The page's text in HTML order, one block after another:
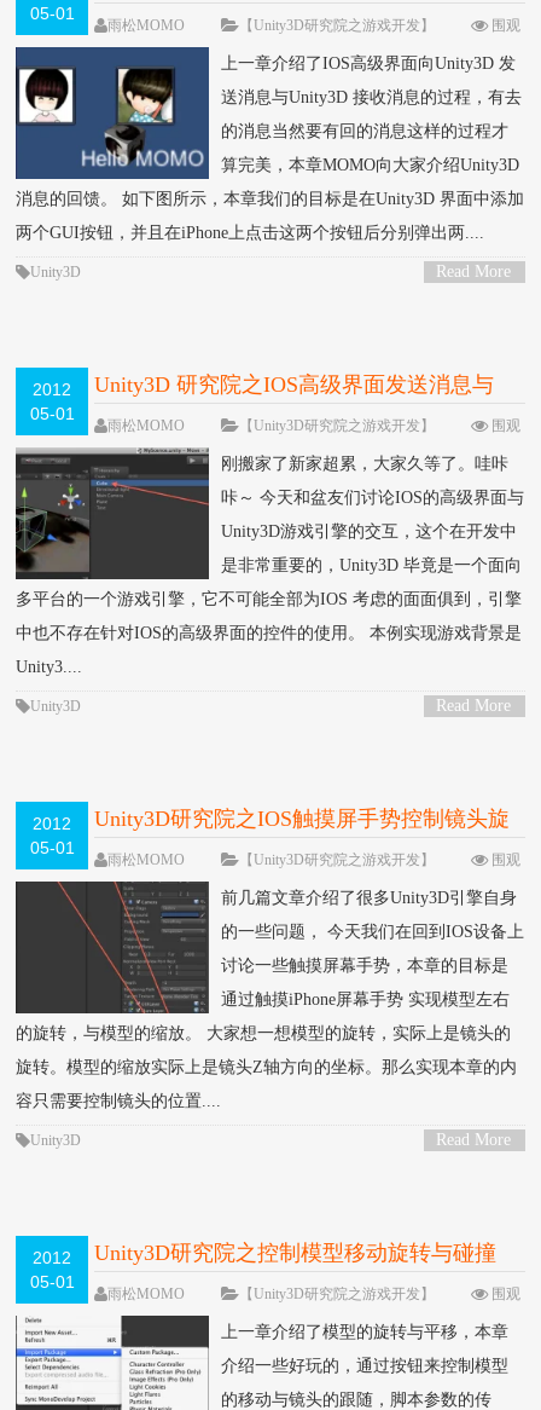
05-01
息（十）
雨松MOMO 【Unity3D研究院之游戏开发】
围观
67506次
52 条评论
上一章介绍了IOS高级界面向Unity3D 发
送消息与Unity3D 接收消息的过程，有去
的消息当然要有回的消息这样的过程才
算完美，本章MOMO向大家介绍Unity3D
消息的回馈。 如下图所示，本章我们的目标是在Unity3D 界面中添加
两个GUI按钮，并且在iPhone上点击这两个按钮后分别弹出两....
Read More
Unity3D
2012
05-01
Unity3D 研究院之IOS高级界面发送消息与
Unity3D消息的接收（九）
雨松MOMO 【Unity3D研究院之游戏开发】
围观
86464次
89 条评论
刚搬家了新家超累，大家久等了。哇咔
咔～ 今天和盆友们讨论IOS的高级界面与
Unity3D游戏引擎的交互，这个在开发中
是非常重要的，Unity3D 毕竟是一个面向
多平台的一个游戏引擎，它不可能全部为IOS 考虑的面面俱到，引擎
中也不存在针对IOS的高级界面的控件的使用。 本例实现游戏背景是
Unity3....
Read More
Unity3D
2012
05-01
Unity3D研究院之IOS触摸屏手势控制镜头旋
转与缩放（八）
雨松MOMO 【Unity3D研究院之游戏开发】
围观
113088次
79 条评论
前几篇文章介绍了很多Unity3D引擎自身
的一些问题， 今天我们在回到IOS设备上
讨论一些触摸屏幕手势，本章的目标是
通过触摸iPhone屏幕手势 实现模型左右
的旋转，与模型的缩放。 大家想一想模型的旋转，实际上是镜头的
旋转。模型的缩放实际上是镜头Z轴方向的坐标。那么实现本章的内
容只需要控制镜头的位置....
Read More
Unity3D
2012
05-01
Unity3D研究院之控制模型移动旋转与碰撞
（七）
雨松MOMO 【Unity3D研究院之游戏开发】
围观
72173次
30 条评论
上一章介绍了模型的旋转与平移，本章
介绍一些好玩的，通过按钮来控制模型
的移动与镜头的跟随，脚本参数的传